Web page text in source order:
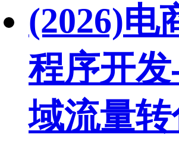
(2026)电
程序开
域流量